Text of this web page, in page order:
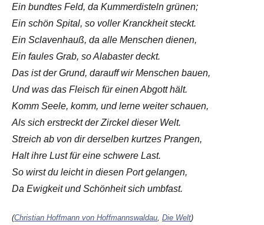
Ein bundtes Feld, da Kummerdisteln grünen;
Ein schön Spital, so voller Kranckheit steckt.
Ein Sclavenhauß, da alle Menschen dienen,
Ein faules Grab, so Alabaster deckt.
Das ist der Grund, darauff wir Menschen bauen,
Und was das Fleisch für einen Abgott hält.
Komm Seele, komm, und lerne weiter schauen,
Als sich erstreckt der Zirckel dieser Welt.
Streich ab von dir derselben kurtzes Prangen,
Halt ihre Lust für eine schwere Last.
So wirst du leicht in diesen Port gelangen,
Da Ewigkeit und Schönheit sich umbfast.
(Christian Hoffmann von Hoffmannswaldau, Die Welt)